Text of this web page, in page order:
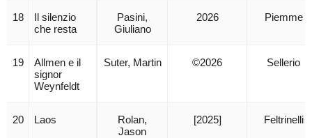
18
Il silenzio
che resta
Pasini,
Giuliano
2026 Piemme
19
Allmen e il
signor
Weynfeldt
Suter, Martin ©2026 Sellerio
20 Laos
Rolan,
Jason
[2025] Feltrinelli